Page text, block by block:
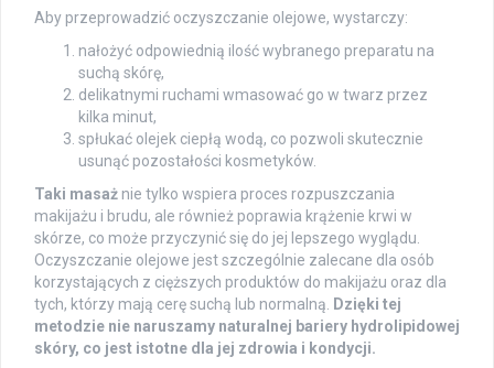
Aby przeprowadzić oczyszczanie olejowe, wystarczy:
nałożyć odpowiednią ilość wybranego preparatu na
suchą skórę,
delikatnymi ruchami wmasować go w twarz przez
kilka minut,
spłukać olejek ciepłą wodą, co pozwoli skutecznie
usunąć pozostałości kosmetyków.
Taki masaż nie tylko wspiera proces rozpuszczania
makijażu i brudu, ale również poprawia krążenie krwi w
skórze, co może przyczynić się do jej lepszego wyglądu.
Oczyszczanie olejowe jest szczególnie zalecane dla osób
korzystających z cięższych produktów do makijażu oraz dla
tych, którzy mają cerę suchą lub normalną. Dzięki tej
metodzie nie naruszamy naturalnej bariery hydrolipidowej
skóry, co jest istotne dla jej zdrowia i kondycji.